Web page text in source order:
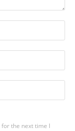
the next time I